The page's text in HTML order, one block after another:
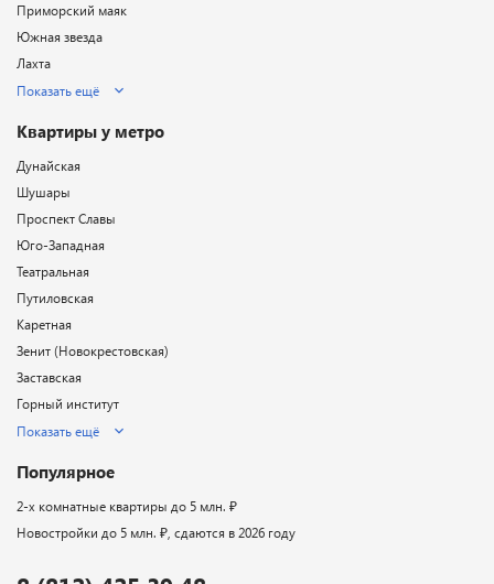
Приморский маяк
Южная звезда
Лахта
Показать ещё
Квартиры у метро
Дунайская
Шушары
Проспект Славы
Юго-Западная
Театральная
Путиловская
Каретная
Зенит (Новокрестовская)
Заставская
Горный институт
Показать ещё
Популярное
2-х комнатные квартиры до 5 млн. ₽
Новостройки до 5 млн. ₽, сдаются в 2026 году